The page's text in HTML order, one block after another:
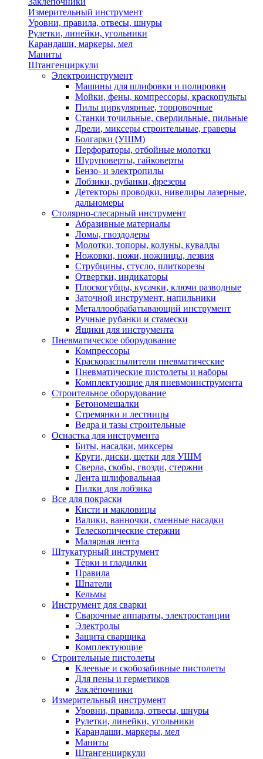
Измерительный инструмент
Уровни, правила, отвесы, шнуры
Рулетки, линейки, угольники
Карандаши, маркеры, мел
Маниты
Штангенциркули
Электроинструмент
Машины для шлифовки и полировки
Мойки, фены, компрессоры, краскопульты
Пилы циркулярные, торцовочные
Станки точильные, сверлильные, пильные
Дрели, миксеры строительные, граверы
Болгарки (УШМ)
Перфораторы, отбойные молотки
Шуруповерты, гайковерты
Бензо- и электропилы
Лобзики, рубанки, фрезеры
Детекторы проводки, нивелиры лазерные,
дальномеры
Столярно-слесарный инструмент
Абразивные материалы
Ломы, гвоздодеры
Молотки, топоры, колуны, кувалды
Ножовки, ножи, ножницы, лезвия
Струбцины, стусло, плиткорезы
Отвертки, индикаторы
Плоскогубцы, кусачки, ключи разводные
Заточной инструмент, напильники
Металлообрабатывающий инструмент
Ручные рубанки и стамески
Ящики для инструмента
Пневматическое оборудование
Компрессоры
Краскораспылители пневматические
Пневматические пистолеты и наборы
Комплектующие для пневмоинструмента
Строительное оборудование
Бетономешалки
Стремянки и лестницы
Ведра и тазы строительные
Оснастка для инструмента
Биты, насадки, миксеры
Круги, диски, щетки для УШМ
Сверла, скобы, гвозди, стержни
Лента шлифовальная
Пилки для лобзика
Все для покраски
Кисти и макловицы
Валики, ванночки, сменные насадки
Телескопические стержни
Малярная лента
Штукатурный инструмент
Тёрки и гладилки
Правила
Шпатели
Кельмы
Инструмент для сварки
Сварочные аппараты, электростанции
Электроды
Защита сварщика
Комплектующие
Строительные пистолеты
Клеевые и скобозабивные пистолеты
Для пены и герметиков
Заклёпочники
Измерительный инструмент
Уровни, правила, отвесы, шнуры
Рулетки, линейки, угольники
Карандаши, маркеры, мел
Маниты
Штангенциркули